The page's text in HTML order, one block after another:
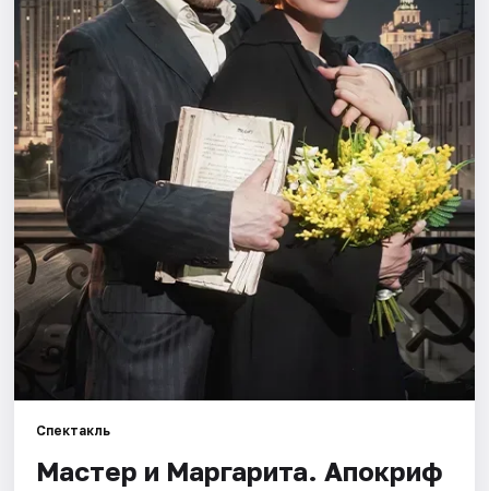
Города
Площадки
Артисты
Рейтинги
Спектакль
Мастер и Маргарита. Апокриф